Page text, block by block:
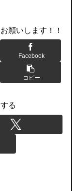
願いします！！
Facebook
コピー
る